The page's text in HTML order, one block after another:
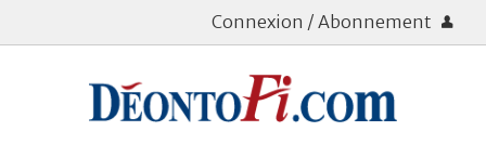
Connexion / Abonnement